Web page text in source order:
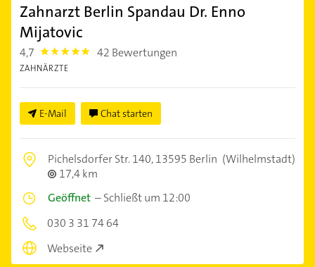
Zahnarzt Berlin Spandau Dr. Enno
Mijatovic
4,7 4.7000003 42 Bewertungen
ZAHNÄRZTE
E-Mail Chat starten
Pichelsdorfer Str. 140,13595 Berlin (Wilhelmstadt)
17,4 km
Geöffnet –Schließt um 12:00
030 3 31 74 64
Webseite